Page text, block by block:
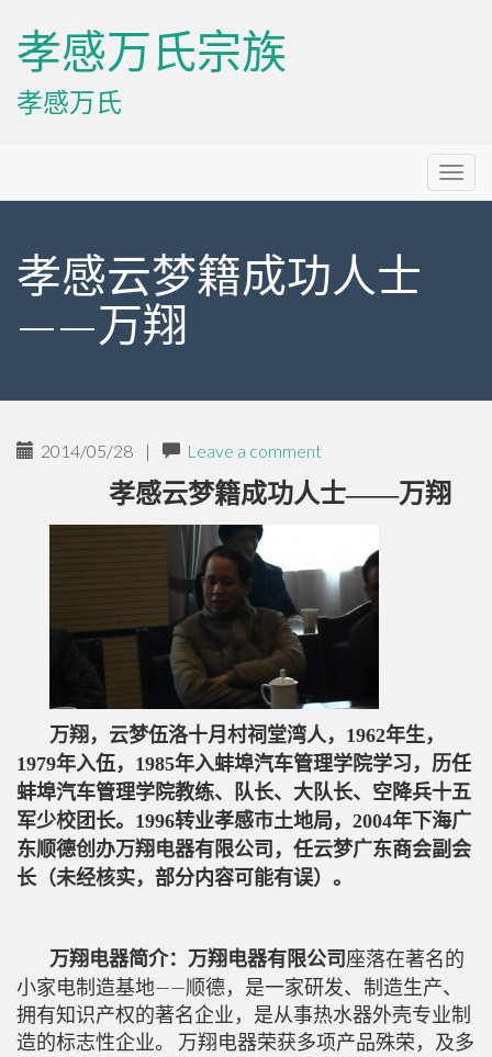
孝感万氏宗族
孝感万氏
Menu
孝感云梦籍成功人士
——万翔
2014/05/28 | Leave a comment
孝感云梦籍成功人士——万翔
万翔，云梦伍洛十月村祠堂湾人，1962年生，
1979年入伍，1985年入蚌埠汽车管理学院学习，历任
蚌埠汽车管理学院教练、队长、大队长、空降兵十五
军少校团长。1996转业孝感市土地局，2004年下海广
东顺德创办万翔电器有限公司，任云梦广东商会副会
长（未经核实，部分内容可能有误）。
万翔电器简介：万翔电器有限公司 座落在著名的
小家电制造基地——顺德，是一家研发、制造生产、
拥有知识产权的著名企业，是从事热水器外壳专业制
造的标志性企业。 万翔电器荣获多项产品殊荣，及多